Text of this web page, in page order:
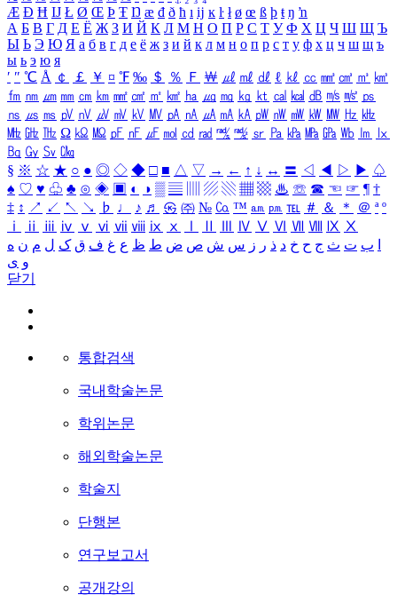
Æ Ð Ħ Ĳ Ł Ø Œ Þ Ŧ Ŋ æ đ ð ħ ı ĳ ĸ ŀ ł ø œ ß þ ŧ ŋ ŉ
А Б В Г Д Е Ё Ж З И Й К Л М Н О П Р С Т У Ф Х Ц Ч Ш Щ Ъ
Ы Ь Э Ю Я а б в г д е ё ж з и й к л м н о п р с т у ф х ц ч ш щ ъ
ы ь э ю я
′ ″ ℃ Å ￠ ￡ ￥ ¤ ℉ ‰ ＄ ％ Ｆ ￦ ㎕ ㎖ ㎗ ℓ ㎘ ㏄ ㎣ ㎤ ㎥ ㎦
㎙ ㎚ ㎛ ㎜ ㎝ ㎞ ㎟ ㎠ ㎡ ㎢ ㏊ ㎍ ㎎ ㎏ ㏏ ㎈ ㎉ ㏈ ㎧ ㎨ ㎰
㎱ ㎲ ㎳ ㎴ ㎵ ㎶ ㎷ ㎸ ㎹ ㎀ ㎁ ㎂ ㎃ ㎄ ㎺ ㎻ ㎽ ㎾ ㎿ ㎐ ㎑
㎒ ㎓ ㎔ Ω ㏀ ㏁ ㎊ ㎋ ㎌ ㏖ ㏅ ㎭ ㎮ ㎯ ㏛ ㎩ ㎪ ㎫ ㎬ ㏝ ㏐
㏓
㏃ ㏉ ㏜ ㏆
§ ※ ☆ ★ ○ ● ◎ ◇ ◆ □ ■ △ ▽ → ← ↑ ↓ ↔ 〓 ◁ ◀ ▷ ▶ ♤
♠ ♡ ♥ ♧ ♣ ⊙ ◈ ▣ ◐ ◑ ▒ ▤ ▨ ▧ ▦ ▩ ♨ ☏ ☎ ☜ ☞ ¶ †
‡ ↕ ↗ ↙ ↖ ↘ ♭ ♩ ♪ ♬ ㉿ ㈜ № ㏇ ™ ㏂ ㏘ ℡ ＃ ＆ ＊ ＠ ª º
ⅰ
ⅱ ⅲ ⅳ ⅴ ⅵ ⅶ ⅷ ⅸ ⅹ Ⅳ Ⅴ Ⅵ Ⅶ Ⅷ Ⅸ Ⅹ
ب ت ث ج ح خ د ذ ر ز س ش ص ض ط ظ ع غ ف ق ک ل م ن ه
و ی
닫기
통합검색
국내학술논문
학위논문
해외학술논문
학술지
단행본
연구보고서
공개강의